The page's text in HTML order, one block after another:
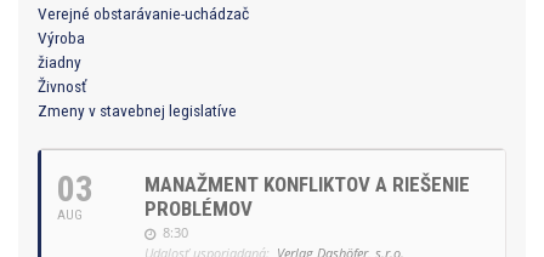
Verejné obstarávanie-uchádzač
Výroba
žiadny
Živnosť
Zmeny v stavebnej legislatíve
03
AUG
MANAŽMENT KONFLIKTOV A RIEŠENIE
PROBLÉMOV
8:30
Udalosť usporiadaná: Verlag Dashöfer, s.r.o.